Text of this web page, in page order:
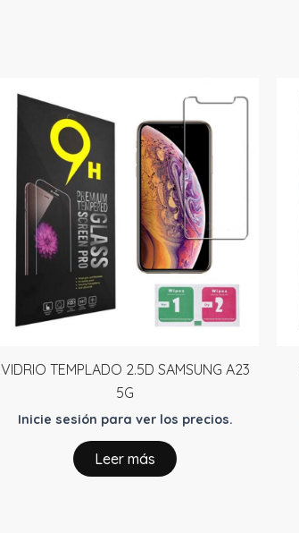
VIDRIO TEMPLADO 2.5D SAMSUNG A23
5G
Inicie sesión para ver los precios.
Leer más